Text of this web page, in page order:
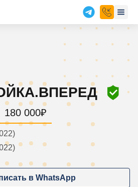
180 000₽
в WhatsApp